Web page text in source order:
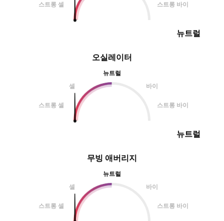
오실레이터
뉴트럴
셀
바이
스트롱 셀 스트롱 바이
뉴트럴
스트롱 셀 스트롱 바이
뉴트럴
무빙 애버리지
뉴트럴
셀
바이
스트롱 셀 스트롱 바이